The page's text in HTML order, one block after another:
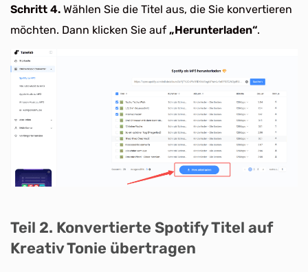
Schritt 4. Wählen Sie die Titel aus, die Sie konvertieren
möchten. Dann klicken Sie auf „Herunterladen“.
Teil 2. Konvertierte Spotify Titel auf
Kreativ Tonie übertragen